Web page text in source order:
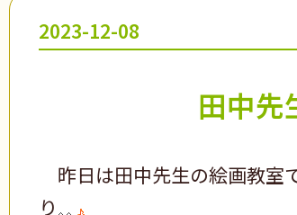
2023-12-08
田中先
昨日は田中先生の絵画教室
り